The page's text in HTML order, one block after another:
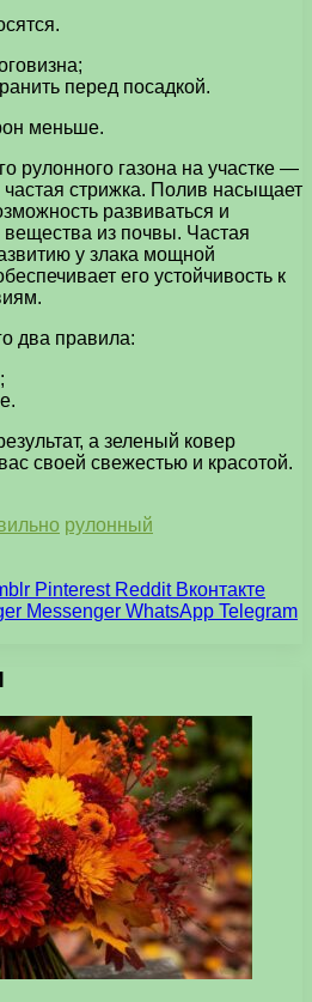
перед посадкой.
меньше.
рулонного газона на участке —
стрижка. Полив насыщает
развиваться и
из почвы. Частая
у злака мощной
его устойчивость к
два правила:
а зеленый ковер
своей свежестью и красотой.
рулонный
Pinterest Reddit Вконтакте
Messenger WhatsApp Telegram